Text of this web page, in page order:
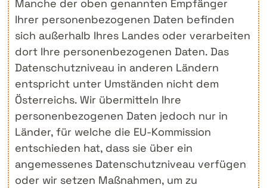
Manche der oben genannten Empfänger
Ihrer personenbezogenen Daten befinden
sich außerhalb Ihres Landes oder verarbeiten
dort Ihre personenbezogenen Daten. Das
Datenschutzniveau in anderen Ländern
entspricht unter Umständen nicht dem
Österreichs. Wir übermitteln Ihre
personenbezogenen Daten jedoch nur in
Länder, für welche die EU-Kommission
entschieden hat, dass sie über ein
angemessenes Datenschutzniveau verfügen
oder wir setzen Maßnahmen, um zu